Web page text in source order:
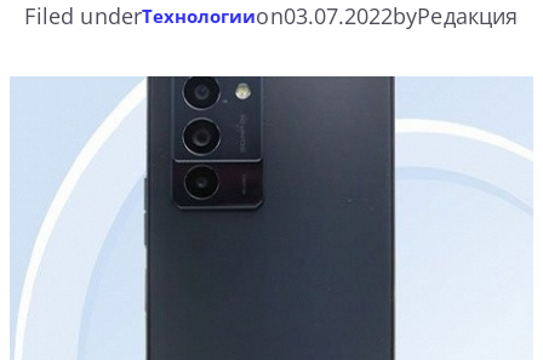
Filed underТехнологииon03.07.2022byРедакция